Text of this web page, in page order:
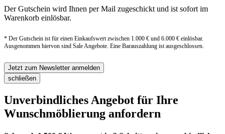
Der Gutschein wird Ihnen per Mail zugeschickt und ist sofort im
Warenkorb einlösbar.
* Der Gutschein ist für einen Einkaufswert zwischen 1.000 € und 6.000 € einlösbar.
Ausgenommen hiervon sind Sale Angebote. Eine Barauszahlung ist ausgeschlossen.
Jetzt zum Newsletter anmelden
schließen
Unverbindliches Angebot für Ihre
Wunschmöblierung anfordern